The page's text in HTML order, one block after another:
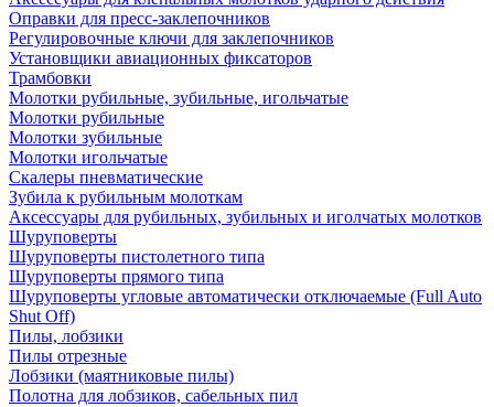
Оправки для пресс-заклепочников
Регулировочные ключи для заклепочников
Установщики авиационных фиксаторов
Трамбовки
Молотки рубильные, зубильные, игольчатые
Молотки рубильные
Молотки зубильные
Молотки игольчатые
Скалеры пневматические
Зубила к рубильным молоткам
Аксессуары для рубильных, зубильных и иголчатых молотков
Шуруповерты
Шуруповерты пистолетного типа
Шуруповерты прямого типа
Шуруповерты угловые автоматически отключаемые (Full Auto
Shut Off)
Пилы, лобзики
Пилы отрезные
Лобзики (маятниковые пилы)
Полотна для лобзиков, сабельных пил